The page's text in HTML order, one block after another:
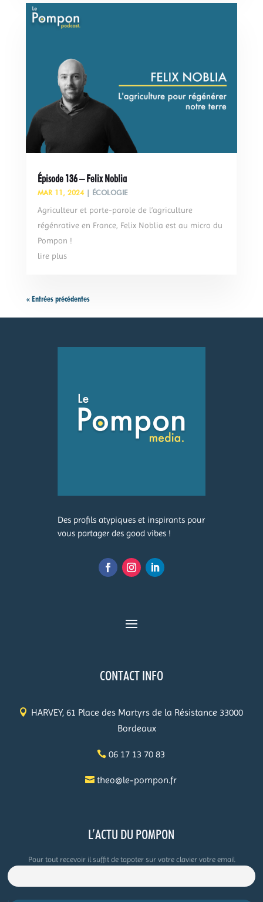
Épisode 136 – Felix Noblia
MAR 11, 2024| ÉCOLOGIE
Agriculteur et porte-parole de l’agriculture
régénrative en France, Felix Noblia est au micro du
Pompon !
lire plus
« Entrées précédentes
Des profils atypiques et inspirants pour
vous partager des good vibes !
CONTACT INFO
HARVEY, 61 Place des Martyrs de la Résistance 33000
Bordeaux
06 17 13 70 83
theo@le-pompon.fr
L’ACTU DU POMPON
Pour tout recevoir il suffit de tapoter sur votre clavier votre email
.